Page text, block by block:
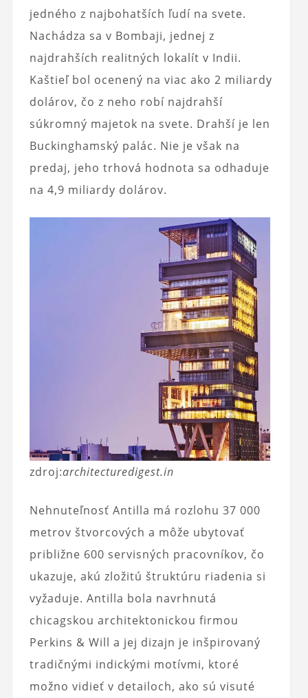
jedného z najbohatších ľudí na svete.
Nachádza sa v Bombaji, jednej z
najdrahších realitných lokalít v Indii.
Kaštieľ bol ocenený na viac ako 2 miliardy
dolárov, čo z neho robí najdrahší
súkromný majetok na svete. Drahší je len
Buckinghamský palác. Nie je však na
predaj, jeho trhová hodnota sa odhaduje
na 4,9 miliardy dolárov.
zdroj:architecturedigest.in
Nehnuteľnosť Antilla má rozlohu 37 000
metrov štvorcových a môže ubytovať
približne 600 servisných pracovníkov, čo
ukazuje, akú zložitú štruktúru riadenia si
vyžaduje. Antilla bola navrhnutá
chicagskou architektonickou firmou
Perkins & Will a jej dizajn je inšpirovaný
tradičnými indickými motívmi, ktoré
možno vidieť v detailoch, ako sú visuté